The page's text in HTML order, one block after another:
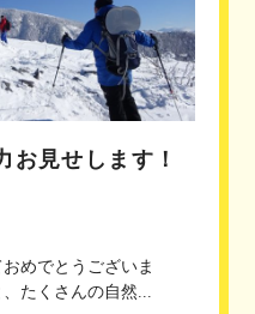
お見せします！
めでとうございま
たくさんの自然...